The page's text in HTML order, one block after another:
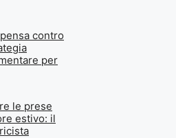
contro
per
le prese
estivo: il